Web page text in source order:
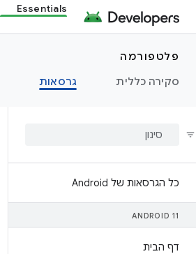
Essentials
פלטפורמה
סקירה כללית
גרסאות
כל הגרסאות של Android
ANDROID 11
דף הבית